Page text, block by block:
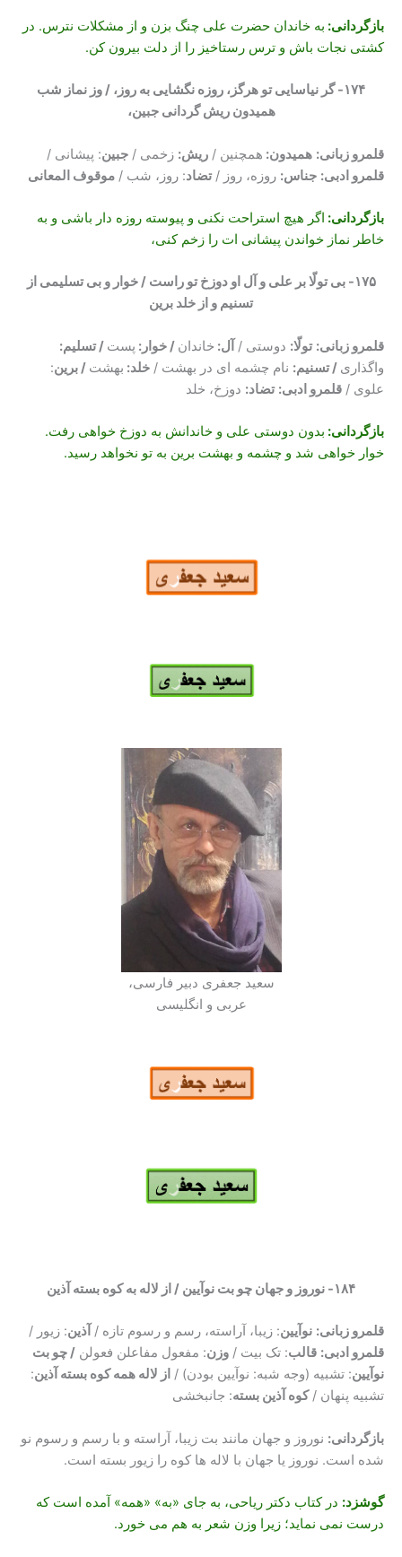
بازگردانی: به خاندان حضرت علی چنگ بزن و از مشکلات نترس. در
کشتی نجات باش و ترس رستاخیز را از دلت بیرون کن.
۱۷۴- گر نیاسایی تو هرگز، روزه نگشایی به روز، / وز نماز شب
همیدون ریش گردانی جبین،
قلمرو زبانی: همیدون: همچنین / ریش: زخمی / جبین: پیشانی /
قلمرو ادبی: جناس: روزه، روز /تضاد: روز، شب / موقوف المعانی
بازگردانی: اگر هیچ استراحت نکنی و پیوسته روزه دار باشی و به
خاطر نماز خواندن پیشانی ات را زخم کنی،
۱۷۵- بی تولّا بر علی و آل او دوزخ تو راست / خوار و بی تسلیمی از
تسنیم و از خلد برین
قلمرو زبانی: تولّا: دوستی / آل: خاندان / خوار: پست / تسلیم:
واگذاری / تسنیم: نام چشمه ای در بهشت / خلد: بهشت / برین:
علوی / قلمرو ادبی: تضاد: دوزخ، خلد
بازگردانی: بدون دوستی علی و خاندانش به دوزخ خواهی رفت.
خوار خواهی شد و چشمه و بهشت برین به تو نخواهد رسید.
سعید جعفری دبیر فارسی،
عربی و انگلیسی
۱۸۴- نوروز و جهان چو بت نوآیین / از لاله به کوه بسته آذین
قلمرو زبانی: نوآیین: زیبا، آراسته، رسم و رسوم تازه / آذین: زیور /
قلمرو ادبی: قالب: تک بیت / وزن: مفعول مفاعلن فعولن / چو بت
نوآیین: تشبیه (وجه شبه: نوآیین بودن) / از لاله همه کوه بسته آذین:
تشبیه پنهان /کوه آذین بسته: جانبخشی
بازگردانی: نوروز و جهان مانند بت زیبا، آراسته و با رسم و رسوم نو
شده است. نوروز یا جهان با لاله ها کوه را زیور بسته است.
گوشزد: در کتاب دکتر ریاحی، به جای «به» «همه» آمده است که
درست نمی نماید؛ زیرا وزن شعر به هم می خورد.